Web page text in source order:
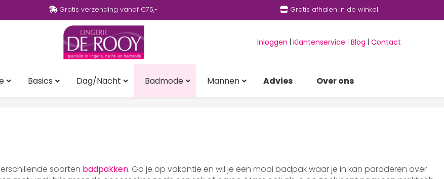
Gratis verzending vanaf €75,- Gratis afhalen in de winkel
Inloggen Klantenservice Blog Contact
Basics Dag/Nacht Badmode Mannen Advies Over ons
soorten badpakken. Ga je op vakantie en wil je een mooi badpak waar je in kan paraderen over